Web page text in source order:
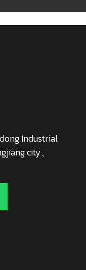
Industrial
city、